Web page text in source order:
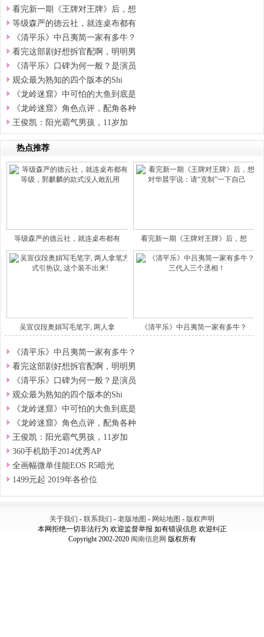
看完新一期《王牌对王牌》后，想
等级森严的德云社，就连桌布都有
《清平乐》中吕夷简一家有多牛？
看完这部剧好想拆官配啊，明明男
《清平乐》口碑为何一般？是演员
观众最为熟知的四个版本的Shi
《龙岭迷窟》中可怕的大鱼到底是
《龙岭迷窟》角色点评，配角各种
王俊凯：阳光霸气男孩，11岁加
热点推荐
等级森严的德云社，就连桌布都有 看完新一期《王牌对王牌》后，想
吴宣仪段奥娟写毛笔字, 两人拿 《清平乐》中吕夷简一家有多牛？
《清平乐》中吕夷简一家有多牛？
看完这部剧好想拆官配啊，明明男
《清平乐》口碑为何一般？是演员
观众最为熟知的四个版本的Shi
《龙岭迷窟》中可怕的大鱼到底是
《龙岭迷窟》角色点评，配角各种
王俊凯：阳光霸气男孩，11岁加
360手机助手2014优秀AP
全画幅微单佳能EOS R5暗光
1499元起 2019年各价位
关于我们 - 联系我们 - 老版地图 - 网站地图 - 版权声明
本网拒绝一切非法行为 欢迎监督举报 如有错误信息 欢迎纠正
Copyright 2002-2020 闽南信息网 版权所有